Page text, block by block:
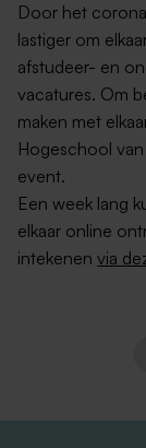
Door het
lastiger om
afstudeer- en
vacatures. Om
maken met
Hogeschool
event.
Een week lang
elkaar online
intekenen via